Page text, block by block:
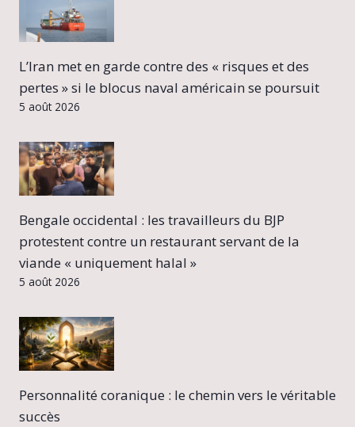
L’Iran met en garde contre des « risques et des
pertes » si le blocus naval américain se poursuit
5 août 2026
Bengale occidental : les travailleurs du BJP
protestent contre un restaurant servant de la
viande « uniquement halal »
5 août 2026
Personnalité coranique : le chemin vers le véritable
succès